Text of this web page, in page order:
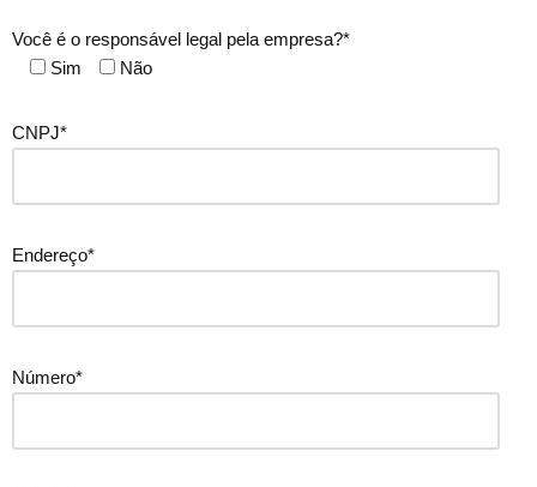
Você é o responsável legal pela empresa?*
Sim
Não
CNPJ*
Endereço*
Número*